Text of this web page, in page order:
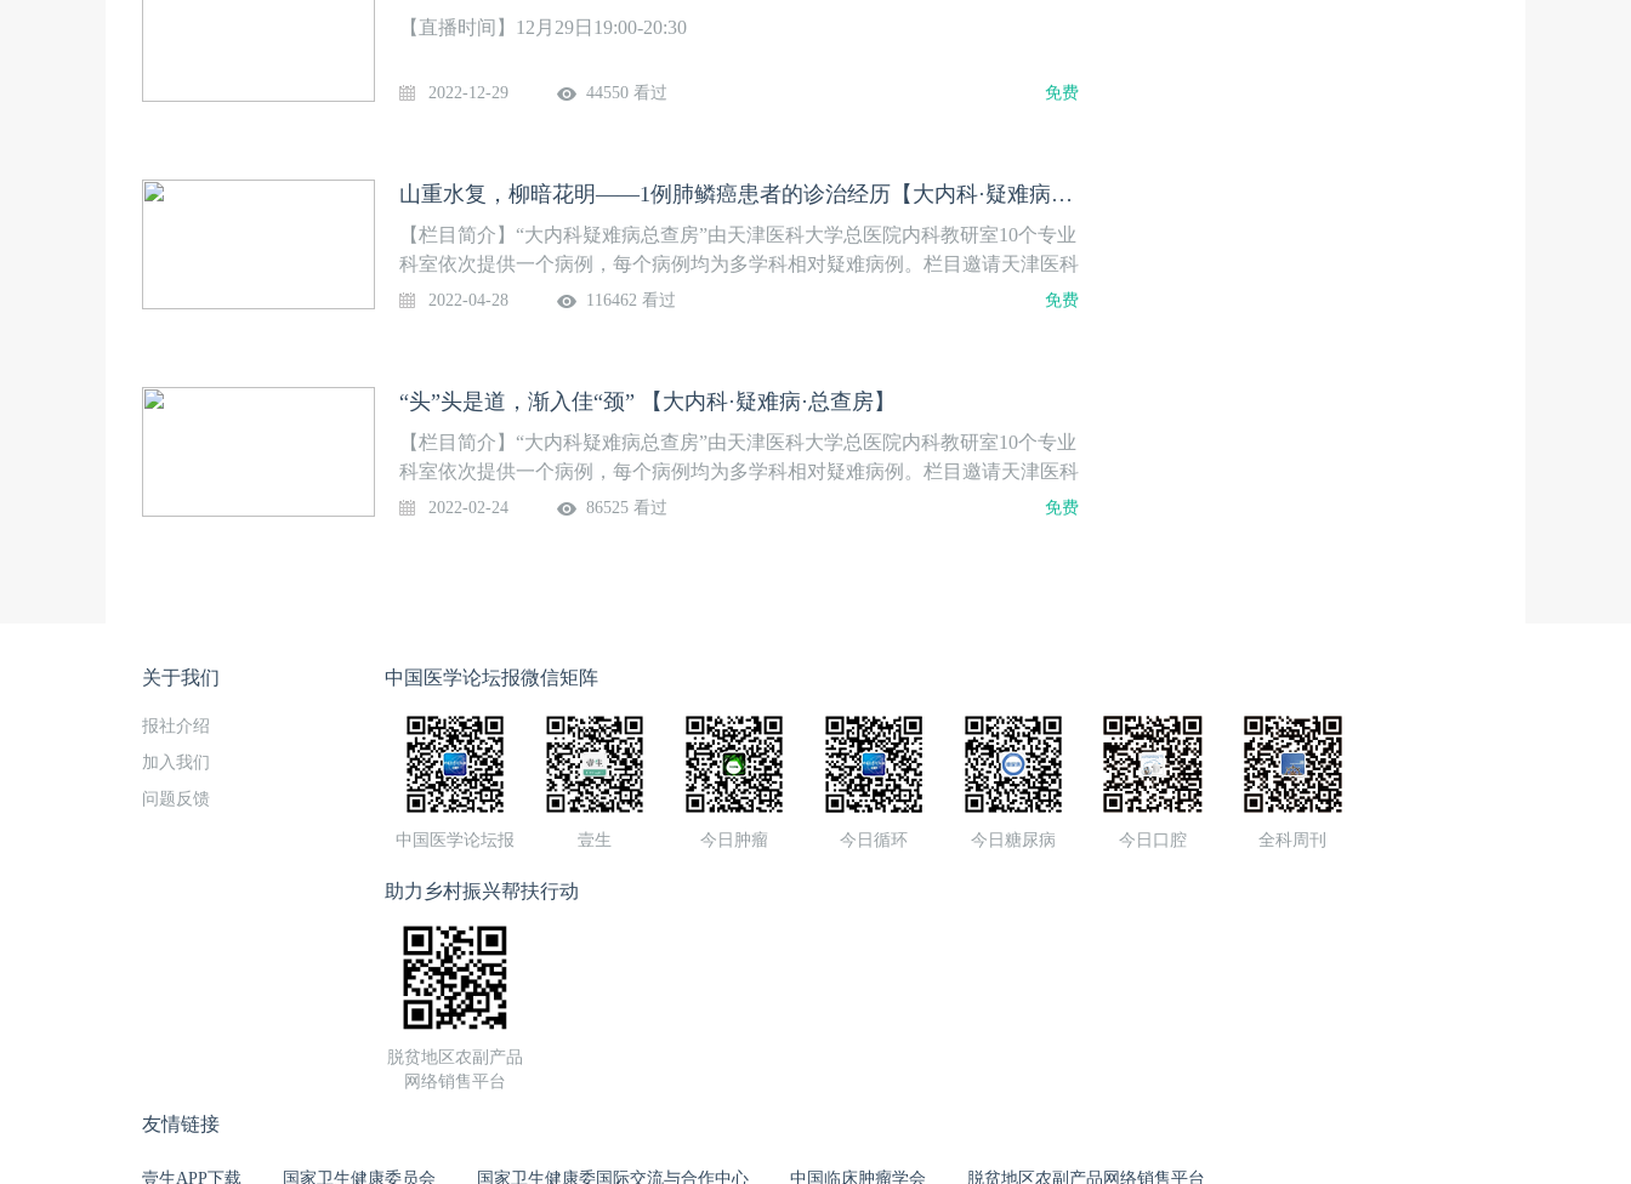
【直播时间】12月29日19:00-20:30
2022-12-29 44550 看过 免费
山重水复，柳暗花明——1例肺鳞癌患者的诊治经历【大内科·疑难病·总查房】
【栏目简介】“大内科疑难病总查房”由天津医科大学总医院内科教研室10个专业
科室依次提供一个病例，每个病例均为多学科相对疑难病例。栏目邀请天津医科
大学总医院相关专业的专家对病例进行分析，同时，还邀请相应专业的国内权威
复，柳暗花明——1例肺鳞癌患者的诊治经历【直播时间】4月28日19:00-20:30
2022-04-28 116462 看过 免费
“头”头是道，渐入佳“颈” 【大内科·疑难病·总查房】
【栏目简介】“大内科疑难病总查房”由天津医科大学总医院内科教研室10个专业
科室依次提供一个病例，每个病例均为多学科相对疑难病例。栏目邀请天津医科
大学总医院相关专业的专家对病例进行分析，同时，还邀请相应专业的国内权威
2022-02-24 86525 看过 免费
关于我们
报社介绍
加入我们
问题反馈
中国医学论坛报微信矩阵
中国医学论坛报 壹生 今日肿瘤 今日循环 今日糖尿病 今日口腔 全科周刊
助力乡村振兴帮扶行动
脱贫地区农副产品
网络销售平台
友情链接
壹生APP下载 国家卫生健康委员会 国家卫生健康委国际交流与合作中心 中国临床肿瘤学会 脱贫地区农副产品网络销售平台